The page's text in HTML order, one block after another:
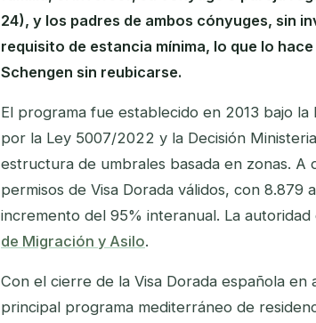
24), y los padres de ambos cónyuges, sin
requisito de estancia mínima, lo que lo
Schengen sin reubicarse.
El programa fue establecido en 2013 bajo
por la Ley 5007/2022 y la Decisión
estructura de umbrales basada en zonas. A
permisos de Visa Dorada válidos, con
incremento del 95% interanual. La
de Migración y Asilo.
Con el cierre de la Visa Dorada española
principal programa mediterráneo de